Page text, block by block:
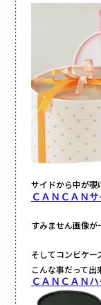
サイドから中が覗
ＣＡＮＣＡＮ
すみません画像が
そしてコンビケー
こんな事だって出
ＣＡＮＣＡＮ